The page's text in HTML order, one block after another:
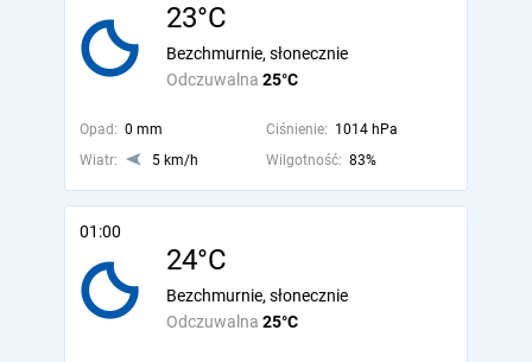
23°C
Odczuwalna 25°C
Bezchmurnie, słonecznie
Opad: 0 mm Ciśnienie: 1014 hPa
Wiatr:
5 km/h Wilgotność: 83%
01:00
24°C
Odczuwalna 25°C
Bezchmurnie, słonecznie